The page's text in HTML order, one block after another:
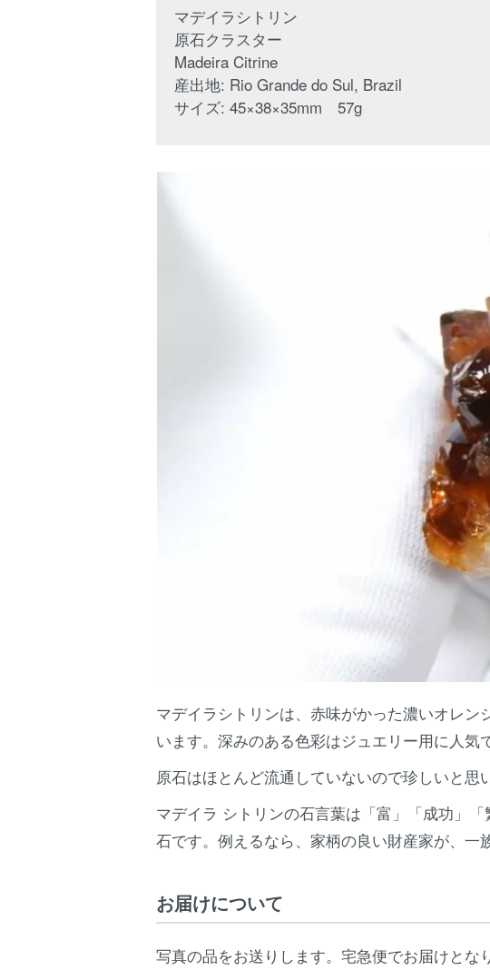
マデイラシトリン
原石クラスター
Madeira Citrine
産出地: Rio Grande do Sul, Brazil
サイズ: 45×38×35mm 57g
マデイラシトリンは、赤味がかった濃いオレ
います。深みのある色彩はジュエリー用に人気
原石はほとんど流通していないので珍しいと思
マデイラ シトリンの石言葉は「富」「成功」
石です。例えるなら、家柄の良い財産家が、一
お届けについて
写真の品をお送りします。宅急便でお届けとな